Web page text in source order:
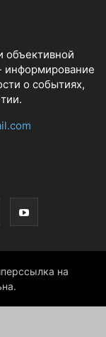
объективной
информирование
о событиях,
на